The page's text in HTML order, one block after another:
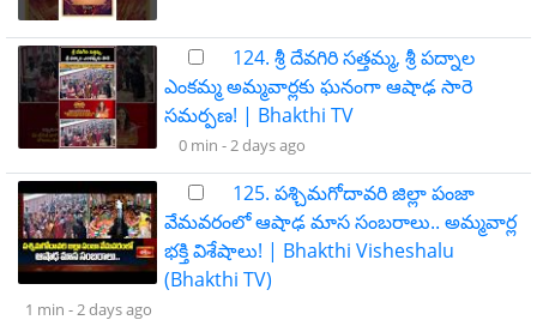
124. శ్రీ దేవగిరి సత్తమ్మ, శ్రీ పద్నాల
ఎంకమ్మ అమ్మవార్లకు ఘనంగా ఆషాఢ సారె
సమర్పణ! | Bhakthi TV
0 min -2 days ago
125. పశ్చిమగోదావరి జిల్లా పంజా
వేమవరంలో ఆషాఢ మాస సంబరాలు.. అమ్మవార్ల
భక్తి విశేషాలు! | Bhakthi Visheshalu
(Bhakthi TV)
1 min -2 days ago